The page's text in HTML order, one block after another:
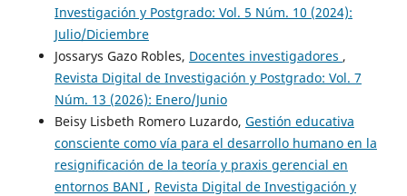
Investigación y Postgrado: Vol. 5 Núm. 10 (2024):
Julio/Diciembre
Jossarys Gazo Robles, Docentes investigadores ,
Revista Digital de Investigación y Postgrado: Vol. 7
Núm. 13 (2026): Enero/Junio
Beisy Lisbeth Romero Luzardo, Gestión educativa
consciente como vía para el desarrollo humano en la
resignificación de la teoría y praxis gerencial en
entornos BANI , Revista Digital de Investigación y